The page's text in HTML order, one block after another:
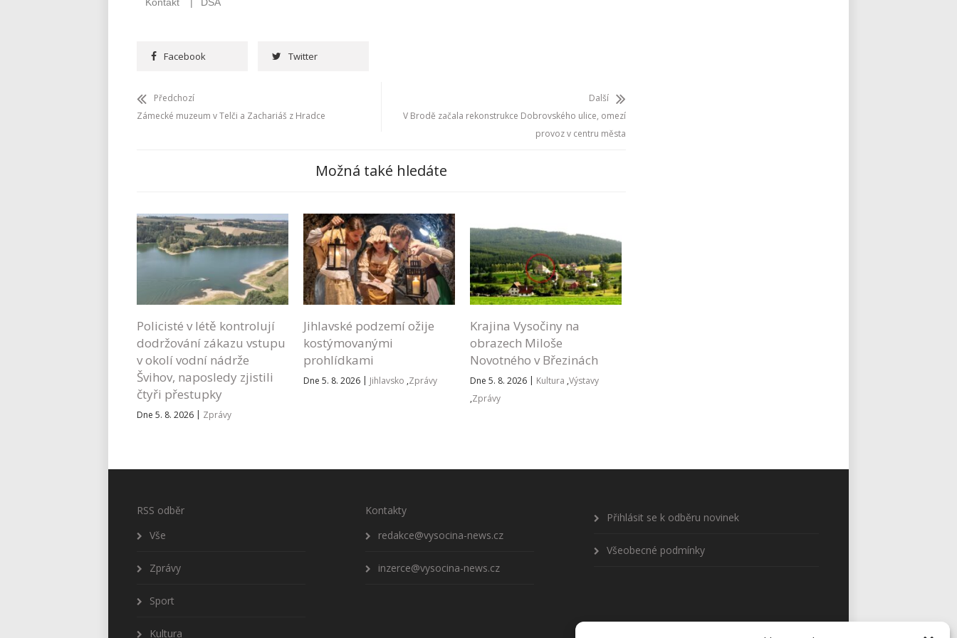
Facebook Twitter
Předchozí
Zámecké muzeum v Telči a Zachariáš z Hradce
Další
V Brodě začala rekonstrukce Dobrovského ulice, omezí
provoz v centru města
Možná také hledáte
Policisté v létě kontrolují
dodržování zákazu vstupu
v okolí vodní nádrže
Švihov, naposledy zjistili
čtyři přestupky
Dne 5. 8. 2026 | Zprávy
Jihlavské podzemí ožije
kostýmovanými
prohlídkami
Dne 5. 8. 2026 | Jihlavsko ,Zprávy
Krajina Vysočiny na
obrazech Miloše
Novotného v Březinách
Dne 5. 8. 2026 | Kultura ,Výstavy
,Zprávy
RSS odběr
Vše
Zprávy
Sport
Kultura
Kontakty
redakce@vysocina-news.cz
inzerce@vysocina-news.cz
Přihlásit se k odběru novinek
Všeobecné podmínky